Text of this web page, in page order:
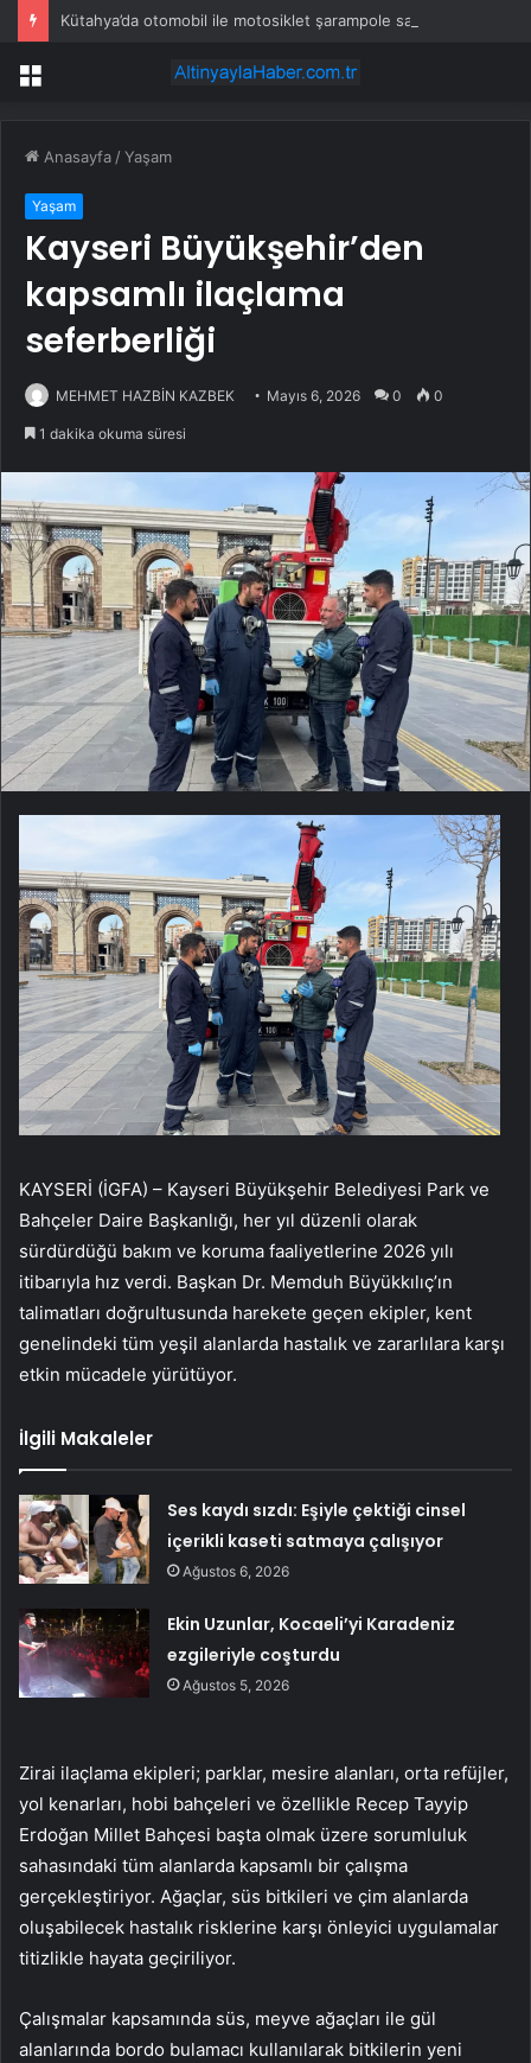
Menü
Anasayfa /Yaşam
Yaşam
Kayseri Büyükşehir’den
kapsamlı ilaçlama
seferberliği
MEHMET HAZBİN KAZBEK Mayıs 6, 2026 0 0
1 dakika okuma süresi
KAYSERİ (İGFA) – Kayseri Büyükşehir Belediyesi Park ve
Bahçeler Daire Başkanlığı, her yıl düzenli olarak
sürdürdüğü bakım ve koruma faaliyetlerine 2026 yılı
itibarıyla hız verdi. Başkan Dr. Memduh Büyükkılıç’ın
talimatları doğrultusunda harekete geçen ekipler, kent
genelindeki tüm yeşil alanlarda hastalık ve zararlılara karşı
etkin mücadele yürütüyor.
İlgili Makaleler
Ses kaydı sızdı: Eşiyle çektiği cinsel
içerikli kaseti satmaya çalışıyor
Ağustos 6, 2026
Ekin Uzunlar, Kocaeli’yi Karadeniz
ezgileriyle coşturdu
Ağustos 5, 2026
Zirai ilaçlama ekipleri; parklar, mesire alanları, orta refüjler,
yol kenarları, hobi bahçeleri ve özellikle Recep Tayyip
Erdoğan Millet Bahçesi başta olmak üzere sorumluluk
sahasındaki tüm alanlarda kapsamlı bir çalışma
gerçekleştiriyor. Ağaçlar, süs bitkileri ve çim alanlarda
oluşabilecek hastalık risklerine karşı önleyici uygulamalar
titizlikle hayata geçiriliyor.
Çalışmalar kapsamında süs, meyve ağaçları ile gül
alanlarında bordo bulamacı kullanılarak bitkilerin yeni